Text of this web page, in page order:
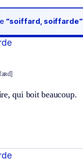
“soiffard, soiffarde“
qui boit beaucoup.